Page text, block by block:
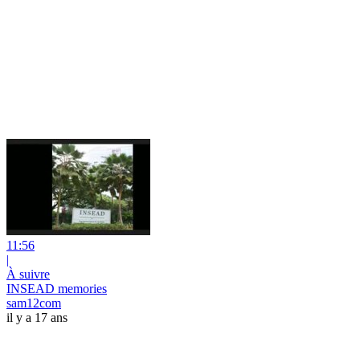
11:56
|
À suivre
INSEAD memories
sam12com
il y a 17 ans